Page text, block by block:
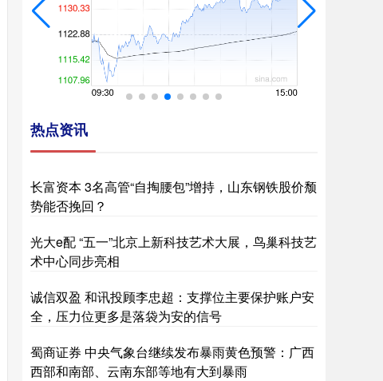
热点资讯
长富资本 3名高管“自掏腰包”增持，山东钢铁股价颓
势能否挽回？
光大e配 “五一”北京上新科技艺术大展，鸟巢科技艺
术中心同步亮相
诚信双盈 和讯投顾李忠超：支撑位主要保护账户安
全，压力位更多是落袋为安的信号
蜀商证券 中央气象台继续发布暴雨黄色预警：广西
西部和南部、云南东部等地有大到暴雨